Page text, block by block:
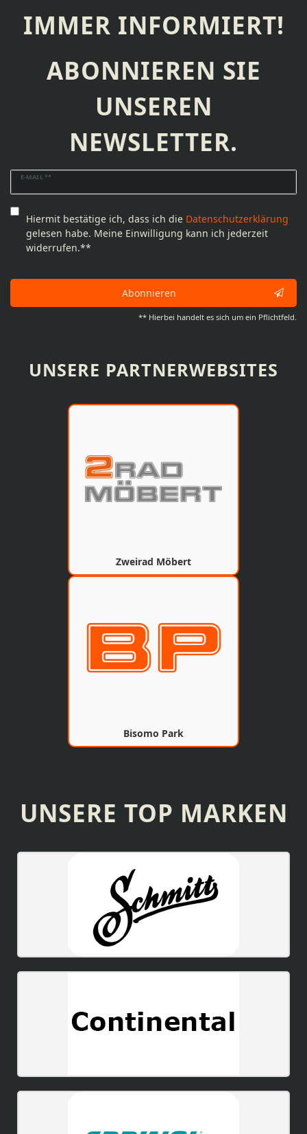
IMMER INFORMIERT!
ABONNIEREN SIE
UNSEREN
NEWSLETTER.
E-MAIL **
Newsletter
Honig
Hiermit bestätige ich, dass ich die Daten­schutz­erklärung
gelesen habe. Meine Einwilligung kann ich jederzeit
widerrufen.**
Abonnieren
** Hierbei handelt es sich um ein Pflichtfeld.
UNSERE PARTNERWEBSITES
Zweirad Möbert
Bisomo Park
UNSERE TOP MARKEN